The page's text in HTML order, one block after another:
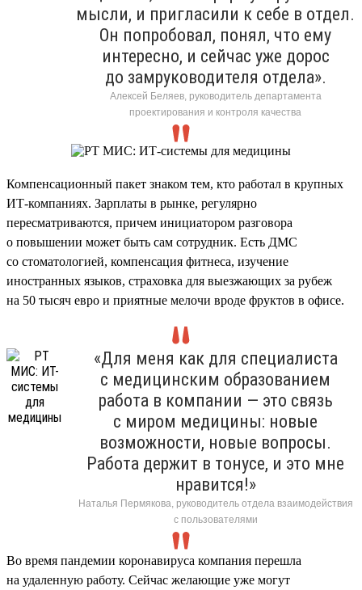
мысли, и пригласили к себе в отдел.
Он попробовал, понял, что ему
интересно, и сейчас уже дорос
до замруководителя отдела».
Алексей Беляев, руководитель департамента
проектирования и контроля качества
Компенсационный пакет знаком тем, кто работал в крупных
ИТ-компаниях. Зарплаты в рынке, регулярно
пересматриваются, причем инициатором разговора
о повышении может быть сам сотрудник. Есть ДМС
со стоматологией, компенсация фитнеса, изучение
иностранных языков, страховка для выезжающих за рубеж
на 50 тысяч евро и приятные мелочи вроде фруктов в офисе.
«Для меня как для специалиста
с медицинским образованием
работа в компании — это связь
с миром медицины: новые
возможности, новые вопросы.
Работа держит в тонусе, и это мне
нравится!»
Наталья Пермякова, руководитель отдела взаимодействия
с пользователями
Во время пандемии коронавируса компания перешла
на удаленную работу. Сейчас желающие уже могут